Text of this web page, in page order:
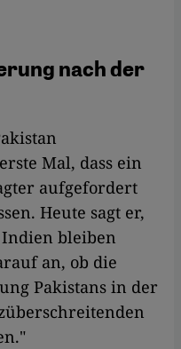
nach der
Mal, dass ein
aufgefordert
Heute sagt er,
bleiben
an, ob die
Pakistans in der